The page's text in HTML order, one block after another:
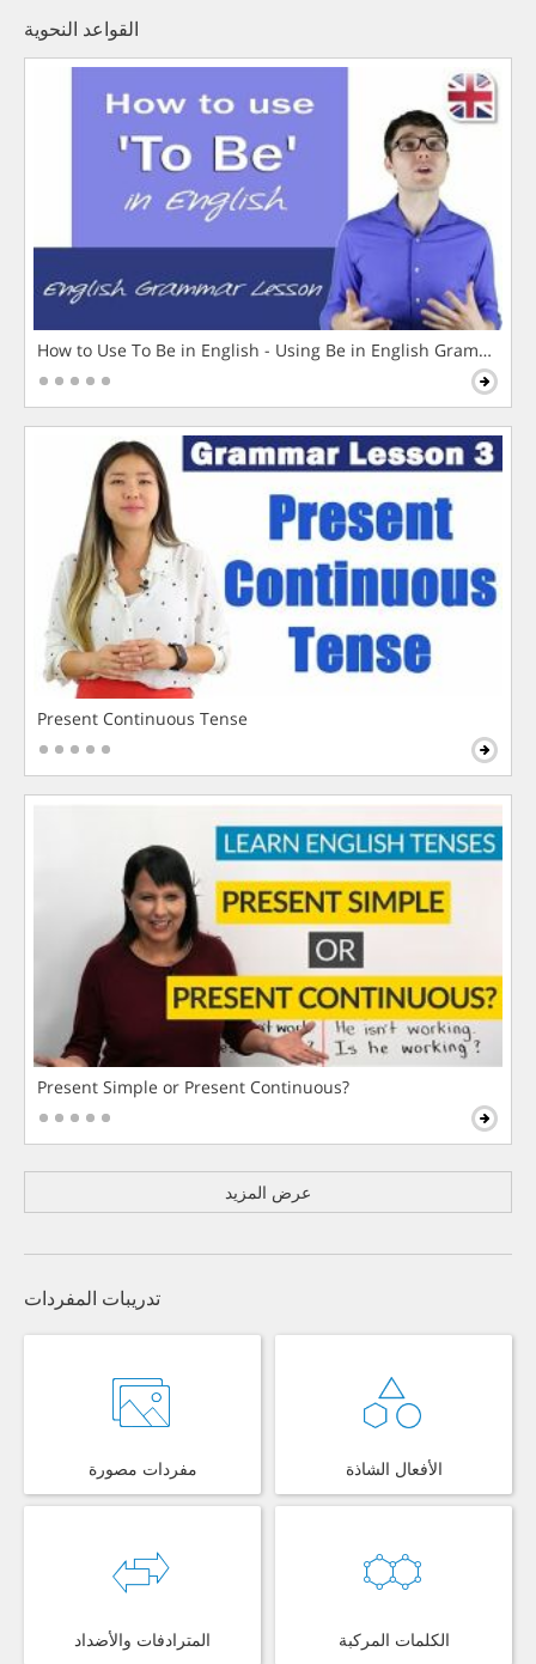
القواعد النحوية
How to Use To Be in English - Using Be in English Grammar
Present Continuous Tense
Present Simple or Present Continuous?
عرض المزيد
تدريبات المفردات
مفردات مصورة الأفعال الشاذة
المترادفات والأضداد الكلمات المركبة